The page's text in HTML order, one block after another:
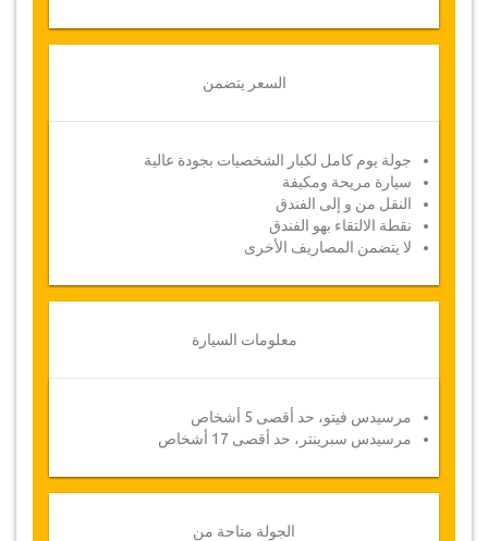
السعر يتضمن
جولة يوم كامل لكبار الشخصيات بجودة عالية
سيارة مريحة ومكيفة
النقل من و إلى الفندق
نقطة الالتقاء بهو الفندق
لا يتضمن المصاريف الأخرى
معلومات السيارة
مرسيدس فيتو، حد أقصى 5 أشخاص
مرسيدس سبرينتر، حد أقصى 17 أشخاص
الجولة متاحة من